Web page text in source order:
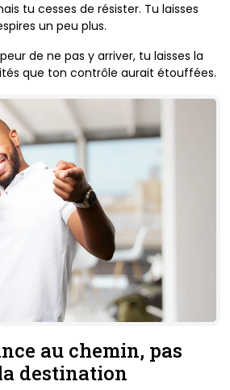
tu cesses de résister. Tu laisses
un peu plus.
de ne pas y arriver, tu laisses la
que ton contrôle aurait étouffées.
destination